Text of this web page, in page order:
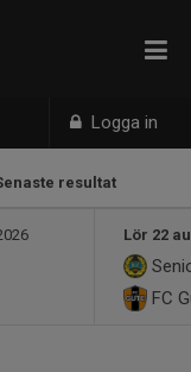
Logga in
resultat
Lör 22
FC